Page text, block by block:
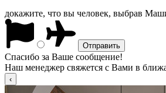
докажите, что вы человек, выбрав
Спасибо за Ваше сообщение!
Наш менеджер свяжется с Вами в